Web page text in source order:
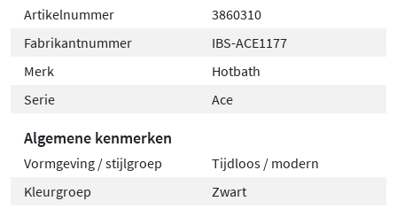
Artikelnummer
3860310
Fabrikantnummer
IBS-ACE1177
Merk
Hotbath
Serie
Ace
Algemene kenmerken
Vormgeving / stijlgroep
Tijdloos / modern
Kleurgroep
Zwart